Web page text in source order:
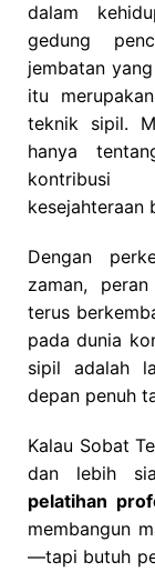
dalam
gedung
jembatan
itu
teknik sipil.
hanya
kontribusi
kesejahteraan
Dengan
zaman,
terus
pada dunia
sipil adalah
depan penuh
Kalau Sobat
dan lebih
pelatihan
membangun
—tapi butuh